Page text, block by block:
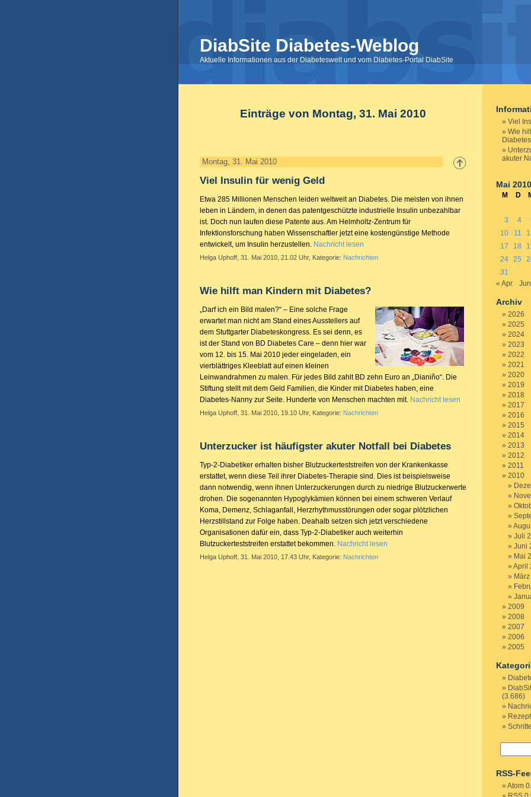
DiabSite Diabetes-Weblog
Aktuelle Informationen aus der Diabeteswelt und vom Diabetes-Portal DiabSite
Einträge von Montag, 31. Mai 2010
Montag, 31. Mai 2010
Viel Insulin für wenig Geld
Etwa 285 Millionen Menschen leiden weltweit an Diabetes. Die meisten von ihnen
leben in Ländern, in denen das patentgeschützte industrielle Insulin unbezahlbar
ist. Doch nun laufen diese Patente aus. Am Helmholtz-Zentrum für
Infektionsforschung haben Wissenschaftler jetzt eine kostengünstige Methode
entwickelt, um Insulin herzustellen. Nachricht lesen
Helga Uphoff, 31. Mai 2010, 21.02 Uhr, Kategorie: Nachrichten
Wie hilft man Kindern mit Diabetes?
„Darf ich ein Bild malen?“ – Eine solche Frage
erwartet man nicht am Stand eines Ausstellers auf
dem Stuttgarter Diabeteskongress. Es sei denn, es
ist der Stand von BD Diabetes Care – denn hier war
vom 12. bis 15. Mai 2010 jeder eingeladen, ein
vierblättriges Kleeblatt auf einen kleinen
Leinwandrahmen zu malen. Für jedes Bild zahlt BD zehn Euro an „Dianiño“. Die
Stiftung stellt mit dem Geld Familien, die Kinder mit Diabetes haben, eine
Diabetes-Nanny zur Seite. Hunderte von Menschen machten mit. Nachricht lesen
Helga Uphoff, 31. Mai 2010, 19.10 Uhr, Kategorie: Nachrichten
Unterzucker ist häufigster akuter Notfall bei Diabetes
Typ-2-Diabetiker erhalten bisher Blutzuckerteststreifen von der Krankenkasse
erstattet, wenn diese Teil ihrer Diabetes-Therapie sind. Dies ist beispielsweise
dann notwendig, wenn ihnen Unterzuckerungen durch zu niedrige Blutzuckerwerte
drohen. Die sogenannten Hypoglykämien können bei einem schweren Verlauf
Koma, Demenz, Schlaganfall, Herzrhythmusstörungen oder sogar plötzlichen
Herzstillstand zur Folge haben. Deahalb setzen sich jetzt verschiedene
Organisationen dafür ein, dass Typ-2-Diabetiker auch weiterhin
Blutzuckerteststreifen erstattet bekommen. Nachricht lesen
Helga Uphoff, 31. Mai 2010, 17.43 Uhr, Kategorie: Nachrichten
Viel
Wie
akuter
Mai 2010
M D
3
4
10
11
17
18
24 25
31
« Apr.
Archiv
2026
2025
2024
2023
2022
2021
2020
2019
2018
2017
2016
2015
2014
2013
2012
2011
2010
Juli
Juni
Mai
April
2009
2008
2007
2006
2005
(3.686)
RSS-
Atom